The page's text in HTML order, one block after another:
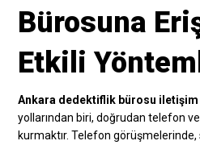
Bürosuna
Etkili
Ankara dedektiflik bürosu iletişim
yollarından biri, doğrudan telefon
kurmaktır. Telefon görüşmelerinde,